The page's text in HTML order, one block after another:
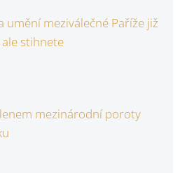
umění meziválečné Paříže již
stihnete
mezinárodní poroty